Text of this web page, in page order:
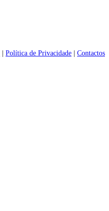
| Política de Privacidade | Contactos